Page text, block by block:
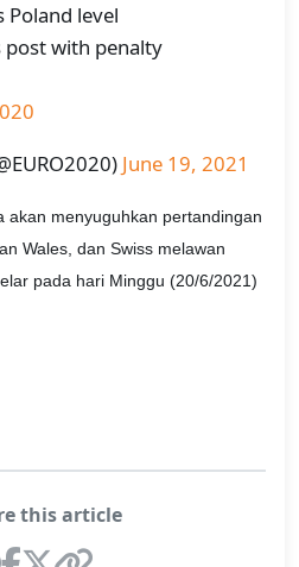
Poland level
post with penalty
June 19, 2021
akan menyuguhkan pertandingan
Wales, dan Swiss melawan
pada hari Minggu (20/6/2021)
this article